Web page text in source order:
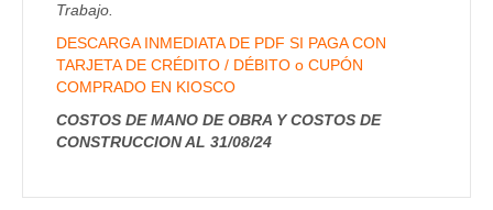
Trabajo.
DESCARGA INMEDIATA DE PDF SI PAGA CON
TARJETA DE CRÉDITO / DÉBITO o CUPÓN
COMPRADO EN KIOSCO
COSTOS DE MANO DE OBRA Y COSTOS DE
CONSTRUCCION AL 31/08/24